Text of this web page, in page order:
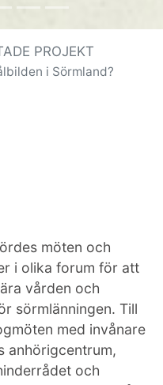
PROJEKT
i Sörmland?
möten och
i olika forum för att
vården och
sörmlänningen. Till
med invånare
anhörigcentrum,
och